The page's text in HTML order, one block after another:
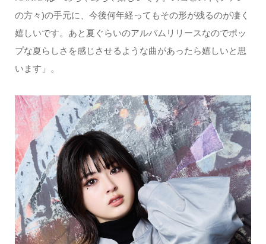
の方々)の手元に、今後何年経ってもその形が残るのが凄く
嬉しいです。あと夏ぐらいのアルバムリリースなのでポッ
プな夏らしさを感じさせるような曲があったら嬉しいと思
います」。